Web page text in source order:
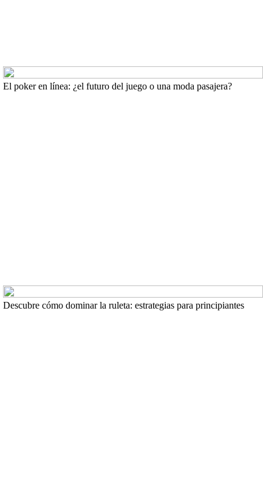
El poker en línea: ¿el futuro del juego o una moda pasajera?
Descubre cómo dominar la ruleta: estrategias para principiantes